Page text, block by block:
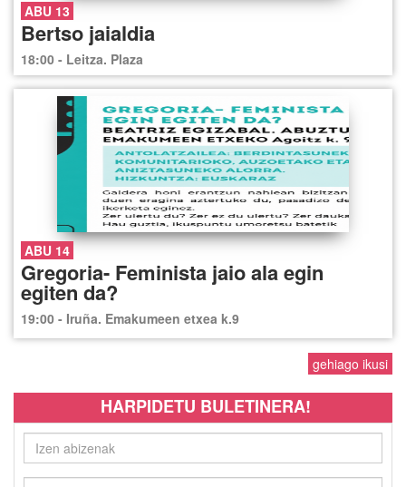
ABU 13
Bertso jaialdia
18:00 - Leitza. Plaza
ABU 14
Gregoria- Feminista jaio ala egin
egiten da?
19:00 - Iruña. Emakumeen etxea k.9
gehiago ikusi
HARPIDETU BULETINERA!